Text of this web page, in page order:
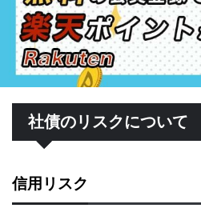
社債のリスクについて
信用リスク